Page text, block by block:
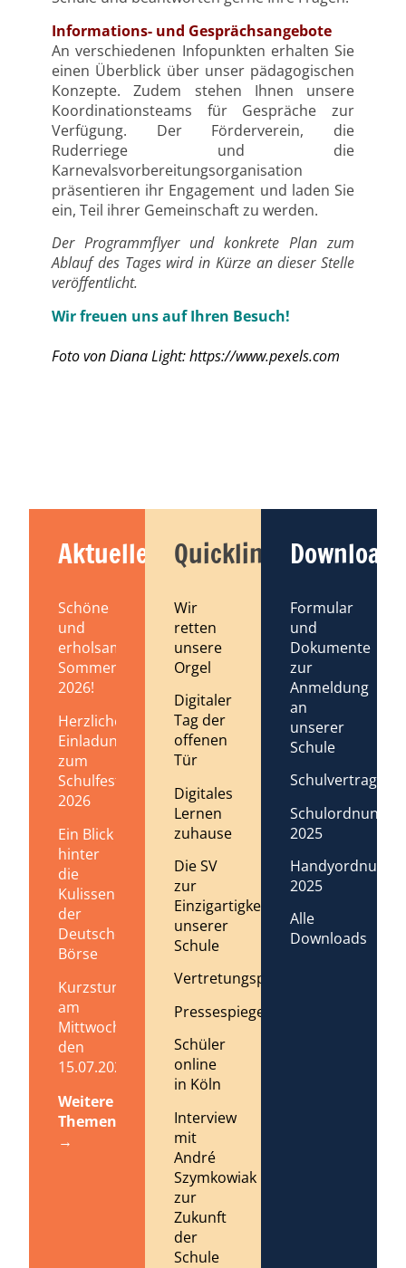
Informations- und Gesprächsangebote
An verschiedenen Infopunkten erhalten Sie
einen Überblick über unser pädagogischen
Konzepte. Zudem stehen Ihnen unsere
Koordinationsteams für Gespräche zur
Verfügung. Der Förderverein, die
Ruderriege und die
Karnevalsvorbereitungsorganisation
präsentieren ihr Engagement und laden Sie
ein, Teil ihrer Gemeinschaft zu werden.
Der Programmflyer und konkrete Plan zum
Ablauf des Tages wird in Kürze an dieser Stelle
veröffentlicht.
Wir freuen uns auf Ihren Besuch!
Foto von Diana Light: https://www.pexels.com
Aktuelles
Schöne
und
erholsame
Sommerferien
2026!
Herzliche
Einladung
zum
Schulfest
2026
Ein Blick
hinter
die
Kulissen
der
Deutschen
Börse
Kurzstundenregelung
am
Mittwoch,
den
15.07.2026
Weitere
Themen
→
Quicklinks
Wir
retten
unsere
Orgel
Digitaler
Tag der
offenen
Tür
Digitales
Lernen
zuhause
Die SV
zur
Einzigartigkeit
unserer
Schule
Vertretungsplan
Pressespiegel
Schüler
online
in Köln
Interview
mit
André
Szymkowiak
zur
Zukunft
der
Schule
Downloads
Formular
und
Dokumente
zur
Anmeldung
an
unserer
Schule
Schulvertrag
Schulordnung
2025
Handyordnung
2025
Alle
Downloads